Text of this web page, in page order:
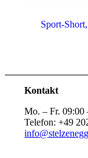
Sport-
Kontakt
Mo. – Fr. 09:00
Telefon: +49